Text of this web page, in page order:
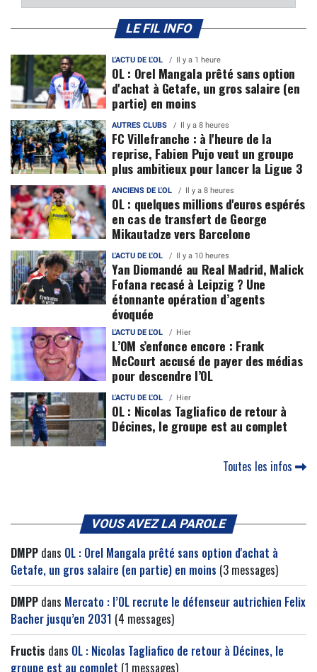
LE FIL INFO
L'ACTU DE L'OL Il y a 1 heure
OL : Orel Mangala prêté sans option
d'achat à Getafe, un gros salaire (en
partie) en moins
AUTRES CLUBS Il y a 8 heures
FC Villefranche : à l'heure de la
reprise, Fabien Pujo veut un groupe
plus ambitieux pour lancer la Ligue 3
ANCIENS DE L'OL Il y a 8 heures
OL : quelques millions d'euros espérés
en cas de transfert de George
Mikautadze vers Barcelone
L'ACTU DE L'OL Il y a 10 heures
Yan Diomandé au Real Madrid, Malick
Fofana recasé à Leipzig ? Une
étonnante opération d’agents
évoquée
L'ACTU DE L'OL Hier
L’OM s’enfonce encore : Frank
McCourt accusé de payer des médias
pour descendre l’OL
L'ACTU DE L'OL Hier
OL : Nicolas Tagliafico de retour à
Décines, le groupe est au complet
Toutes les infos
VOUS AVEZ LA PAROLE
DMPP dans OL : Orel Mangala prêté sans option d'achat à
Getafe, un gros salaire (en partie) en moins (3 messages)
DMPP dans Mercato : l’OL recrute le défenseur autrichien Felix
Bacher jusqu’en 2031 (4 messages)
Fructis dans OL : Nicolas Tagliafico de retour à Décines, le
groupe est au complet (1 messages)